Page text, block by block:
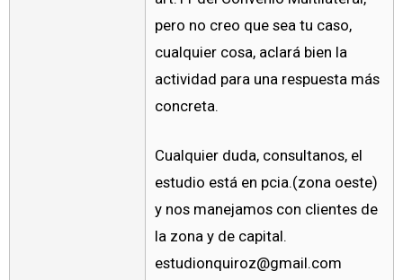
pero no creo que sea tu caso,
cualquier cosa, aclará bien la
actividad para una respuesta más
concreta.
Cualquier duda, consultanos, el
estudio está en pcia.(zona oeste)
y nos manejamos con clientes de
la zona y de capital.
estudionquiroz@gmail.com